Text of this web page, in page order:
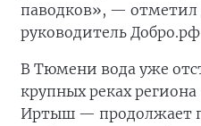
паводков», — отметил
руководитель
В Тюмени вода уже
крупных реках
Иртыш — продолжает